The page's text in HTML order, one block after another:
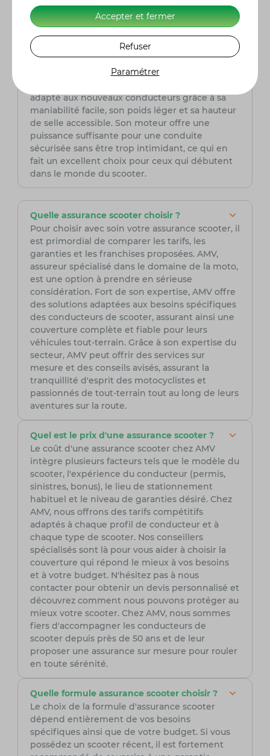
accueillir un casque intégral, et une prise USB
pour recharger vos appareils mobiles en
Le Suzuki Avenis 125 est-il adapté pour les
nouveaux conducteurs ?
adapté aux nouveaux conducteurs grâce à sa
maniabilité facile, son poids léger et sa hauteur
de selle accessible. Son moteur offre une
puissance suffisante pour une conduite
sécurisée sans être trop intimidant, ce qui en
fait un excellent choix pour ceux qui débutent
dans le monde du scooter.
Quelle assurance scooter choisir ?
Pour choisir avec soin votre assurance scooter, il
est primordial de comparer les tarifs, les
garanties et les franchises proposées. AMV,
assureur spécialisé dans le domaine de la moto,
est une option à prendre en sérieuse
considération. Fort de son expertise, AMV offre
des solutions adaptées aux besoins spécifiques
des conducteurs de scooter, assurant ainsi une
couverture complète et fiable pour leurs
véhicules tout-terrain. Grâce à son expertise du
secteur, AMV peut offrir des services sur
mesure et des conseils avisés, assurant la
tranquillité d'esprit des motocyclistes et
passionnés de tout-terrain tout au long de leurs
aventures sur la route.
Quel est le prix d'une assurance scooter ?
Le coût d'une assurance scooter chez AMV
intègre plusieurs facteurs tels que le modèle du
scooter, l'expérience du conducteur (permis,
sinistres, bonus), le lieu de stationnement
habituel et le niveau de garanties désiré. Chez
AMV, nous offrons des tarifs compétitifs
adaptés à chaque profil de conducteur et à
chaque type de scooter. Nos conseillers
spécialisés sont là pour vous aider à choisir la
couverture qui répond le mieux à vos besoins
et à votre budget. N'hésitez pas à nous
contacter pour obtenir un devis personnalisé et
découvrez comment nous pouvons protéger au
mieux votre scooter. Chez AMV, nous sommes
fiers d'accompagner les conducteurs de
scooter depuis près de 50 ans et de leur
proposer une assurance sur mesure pour rouler
en toute sérénité.
Quelle formule assurance scooter choisir ?
Le choix de la formule d'assurance scooter
dépend entièrement de vos besoins
spécifiques ainsi que de votre budget. Si vous
possédez un scooter récent, il est fortement
Accepter et fermer
Refuser
Paramétrer